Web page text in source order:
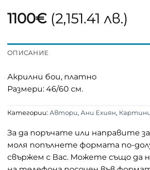
1100€ (2,151.41 лв.)
ОПИСАНИЕ
Акрилни бои, платно
Размери: 46/60 см.
Категории: Автори, Ани Ехиян,
За да поръчате или направите
моля попълнете формата по-
свържем с Вас. Можете също да